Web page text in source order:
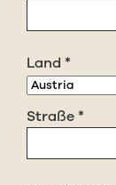
Land *
Straße*